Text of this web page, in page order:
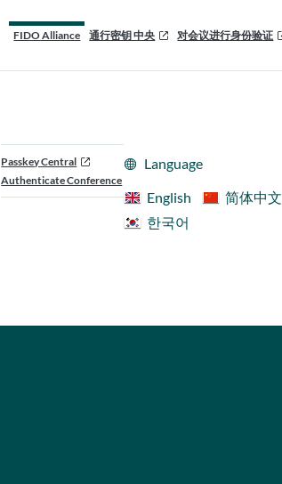
FIDO Alliance 通行密钥 中央 对会议进行身份验证
Passkey Central
Authenticate Conference
Language
English
简体中文
한국어